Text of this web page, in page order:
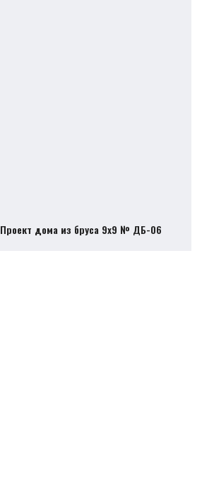
Проект дома из бруса 9х9 № ДБ-06